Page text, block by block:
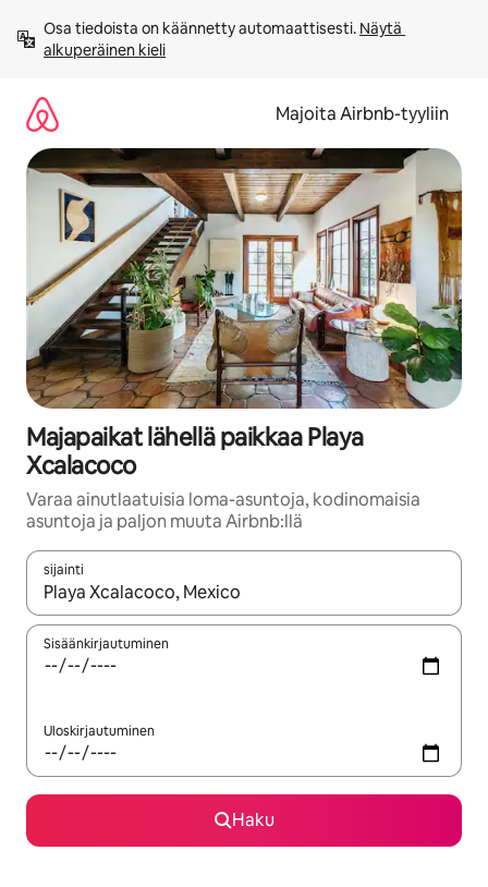
sisältö
väliin
Osa tiedoista on käännetty automaattisesti. Näytä
alkuperäinen kieli
Majoita Airbnb-tyyliin
Majapaikat lähellä paikkaa Playa
Xcalacoco
Varaa ainutlaatuisia loma-asuntoja, kodinomaisia
asuntoja ja paljon muuta Airbnb:llä
sijainti
Kun tulokset ovat saatavilla, navigoi ylös- ja alas-
Sisäänkirjautuminen
Uloskirjautuminen
Haku